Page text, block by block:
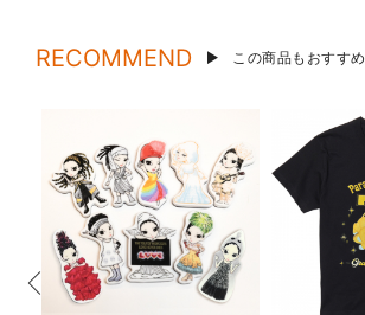
RECOMMEND この商品もおすすめ